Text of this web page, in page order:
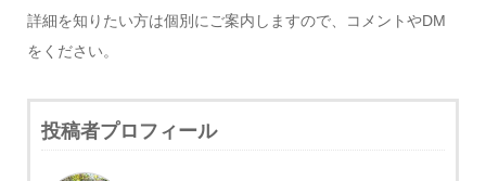
詳細を知りたい方は個別にご案内しますので、コメントやDM
をください。
投稿者プロフィール